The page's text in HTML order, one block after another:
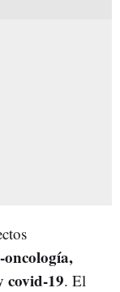
covid-19. El